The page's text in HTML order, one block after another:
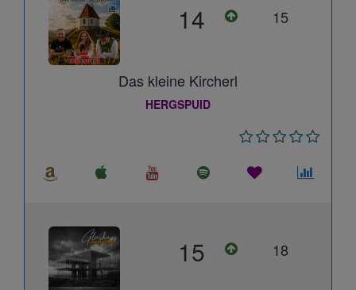
14 15
Das kleine Kircherl
HERGSPUID
15 18